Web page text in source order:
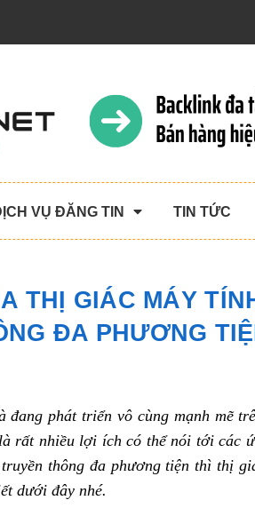
VỤ ĐĂNG TIN TIN TỨC
THỊ GIÁC MÁY
ĐA PHƯƠNG
đang phát triển vô cùng mạnh mẽ
rất nhiều lợi ích có thể nói tới các
thông đa phương tiện thì thị
dưới đây nhé.